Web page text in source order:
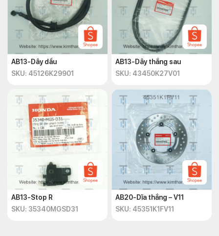
AB13-Dây dầu
SKU: 45126K29901
AB13-Dây thắng sau
SKU: 43450K27V01
AB13-Stop R
SKU: 35340MGSD31
AB20-Dĩa thắng – V11
SKU: 45351K1FV11